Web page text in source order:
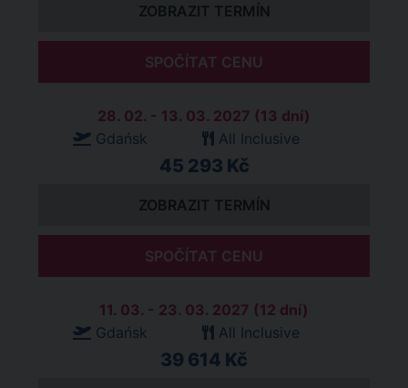
ZOBRAZIT TERMÍN
SPOČÍTAT CENU
28. 02. - 13. 03. 2027 (13 dní)
Gdańsk
All Inclusive
45 293 Kč
ZOBRAZIT TERMÍN
SPOČÍTAT CENU
11. 03. - 23. 03. 2027 (12 dní)
Gdańsk
All Inclusive
39 614 Kč